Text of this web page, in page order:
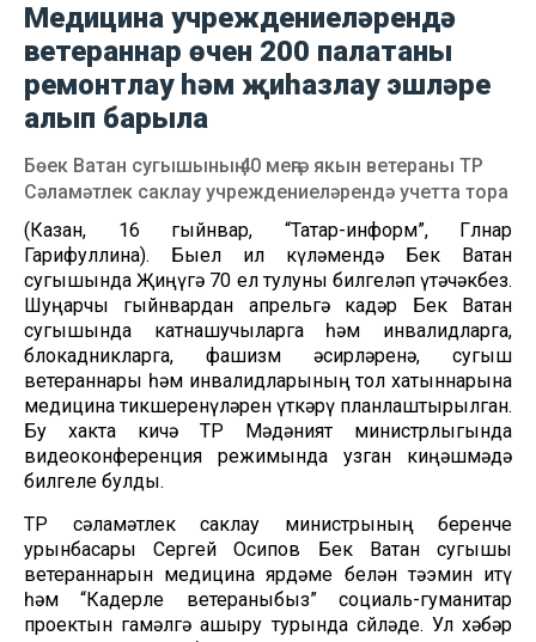
Медицина учреждениеләрендә
ветераннар өчен 200 палатаны
ремонтлау һәм җиһазлау эшләре
алып барыла
Бөек Ватан сугышының 40 меңгә якын ветераны ТР
Сәламәтлек саклау учреждениеләрендә учетта тора
(Казан, 16 гыйнвар, “Татар-информ”, Гөлнар
Гарифуллина). Быел ил күләмендә Бөек Ватан
сугышында Җиңүгә 70 ел тулуны билгеләп үтәчәкбез.
Шуңарчы гыйнвардан апрельгә кадәр Бөек Ватан
сугышында катнашучыларга һәм инвалидларга,
блокадникларга, фашизм әсирләренә, сугыш
ветераннары һәм инвалидларының тол хатыннарына
медицина тикшеренүләрен үткәрү планлаштырылган.
Бу хакта кичә ТР Мәдәният министрлыгында
видеоконференция режимында узган киңәшмәдә
билгеле булды.
ТР сәламәтлек саклау министрының беренче
урынбасары Сергей Осипов Бөек Ватан сугышы
ветераннарын медицина ярдәме белән тәэмин итү
һәм “Кадерле ветераныбыз” социаль-гуманитар
проектын гамәлгә ашыру турында сөйләде. Ул хәбәр